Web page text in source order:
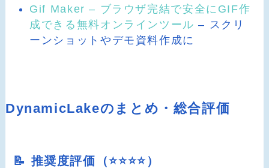
Gif Maker – ブラウザ完結で安全にGIF作
成できる無料オンラインツール – スクリ
ーンショットやデモ資料作成に
DynamicLakeのまとめ・総合評価
📝 推奨度評価（⭐️⭐️⭐️⭐️）